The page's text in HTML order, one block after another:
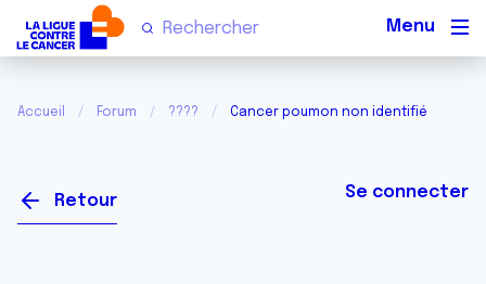
Accueil Forum ???? Cancer poumon non identifié
Retour Se connecter